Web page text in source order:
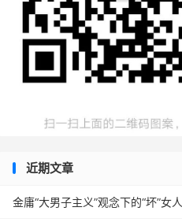
近期文章
金庸“大男子主义”观念下的“坏”女人